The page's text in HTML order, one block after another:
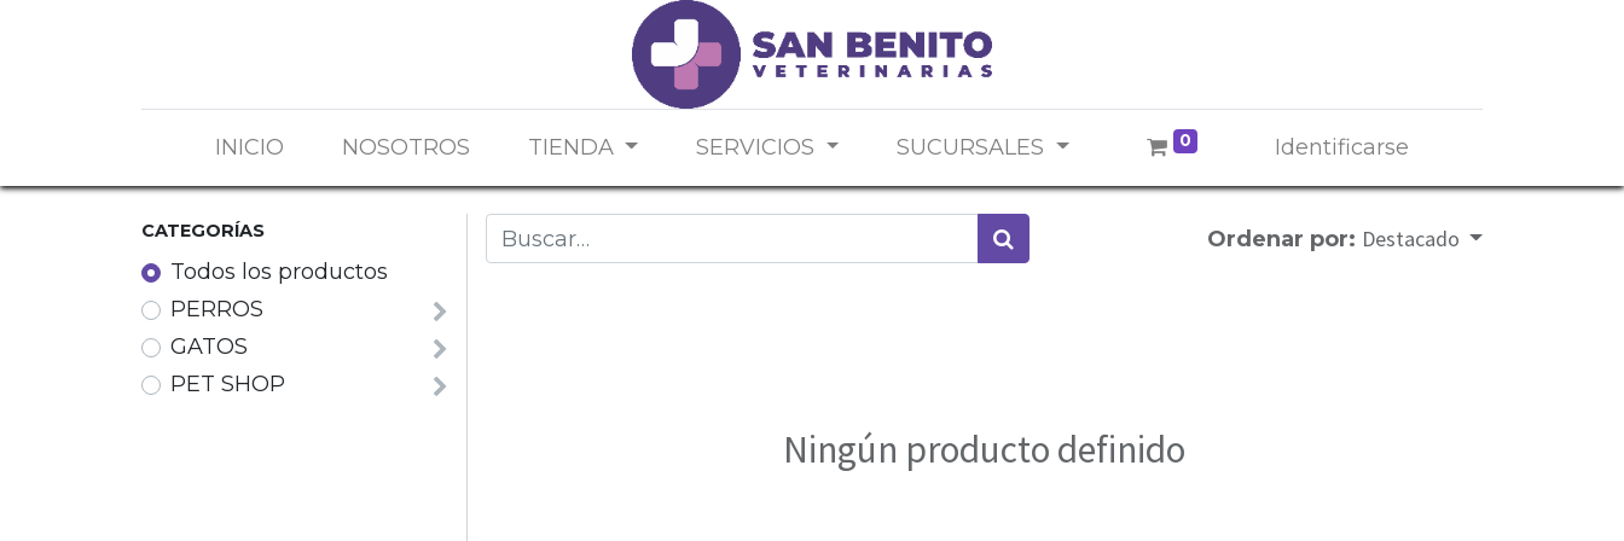
INICIO NOSOTROS TIENDA SERVICIOS SUCURSALES 0 Identificarse
CATEGORÍAS
Todos los productos
PERROS
GATOS
PET SHOP
Ordenar por: Destacado
Ningún producto definido